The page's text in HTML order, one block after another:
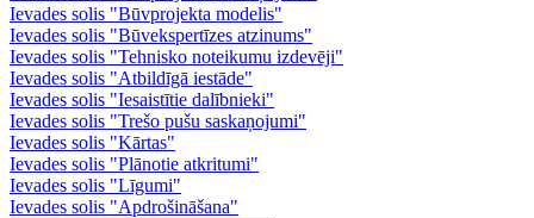
Ievades solis "Būvprojekta modelis"
Ievades solis "Būvekspertīzes atzinums"
Ievades solis "Tehnisko noteikumu izdevēji"
Ievades solis "Atbildīgā iestāde"
Ievades solis "Iesaistītie dalībnieki"
Ievades solis "Trešo pušu saskaņojumi"
Ievades solis "Kārtas"
Ievades solis "Plānotie atkritumi"
Ievades solis "Līgumi"
Ievades solis "Apdrošināšana"